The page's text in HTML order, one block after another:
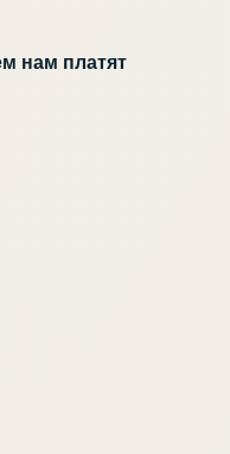
нам платят